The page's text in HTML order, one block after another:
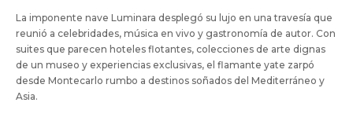
La imponente nave Luminara desplegó su lujo en una travesía que
reunió a celebridades, música en vivo y gastronomía de autor. Con
suites que parecen hoteles flotantes, colecciones de arte dignas
de un museo y experiencias exclusivas, el flamante yate zarpó
desde Montecarlo rumbo a destinos soñados del Mediterráneo y
Asia.